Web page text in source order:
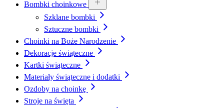
Bombki choinkowe
Szklane bombki
Sztuczne bombki
Choinki na Boże Narodzenie
Dekoracje świąteczne
Kartki świąteczne
Materiały świąteczne i dodatki
Ozdoby na choinkę
Stroje na święta